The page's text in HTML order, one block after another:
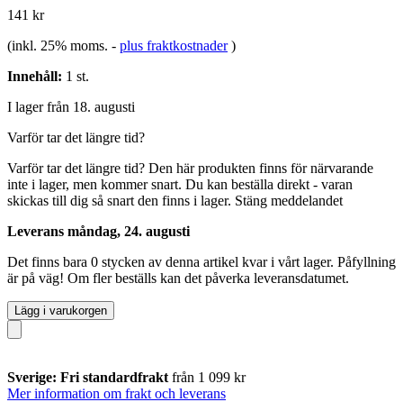
141 kr
(inkl. 25% moms. - plus fraktkostnader )
Innehåll: 1 st.
I lager från 18. augusti
Varför tar det längre tid?
Varför tar det längre tid? Den här produkten finns för närvarande
inte i lager, men kommer snart. Du kan beställa direkt - varan
skickas till dig så snart den finns i lager. Stäng meddelandet
Leverans måndag, 24. augusti
Det finns bara 0 stycken av denna artikel kvar i vårt lager. Påfyllning
är på väg! Om fler beställs kan det påverka leveransdatumet.
Lägg i varukorgen
Sverige: Fri standardfrakt från 1 099 kr
Mer information om frakt och leverans